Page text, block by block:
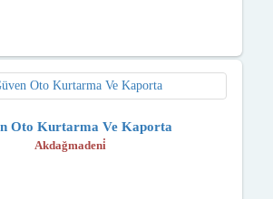
Oto Kurtarma Ve Kaporta
Akdağmadeni̇